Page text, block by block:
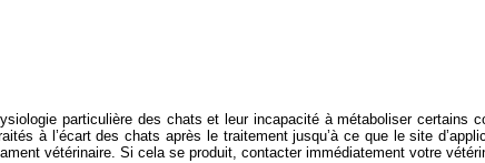
particulière des chats et leur incapacité à métaboliser certains
à l’écart des chats après le traitement jusqu’à ce que le site
vétérinaire. Si cela se produit, contacter immédiatement votre